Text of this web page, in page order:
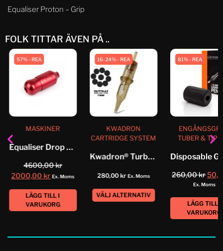
Equaliser Proton – Grip
FOLK TITTAR ÄVEN PÅ ..
57% - REA
MASKINER
Equaliser Drop Pen
4600,00kr
2000,00 kr Ex. Moms
LÄGG TILL I
VARUKORG
16-24% - REA
KWADRON
CARTRIDGE SYSTEM
Kwadron® Turbo RLLT Cartridge System
280,00kr Ex. Moms
VÄLJ ALTERNATIV
81% - REA
TUBER &
260,00kr
Ex. Moms
LÄGG TILL I
VARUKORG